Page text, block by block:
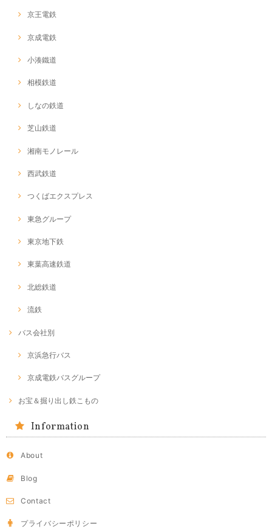
京王電鉄
京成電鉄
小湊鐵道
相模鉄道
しなの鉄道
芝山鉄道
湘南モノレール
西武鉄道
つくばエクスプレス
東急グループ
東京地下鉄
東葉高速鉄道
北総鉄道
流鉄
バス会社別
京浜急行バス
京成電鉄バスグループ
お宝＆掘り出し鉄こもの
Information
About
Blog
Contact
プライバシーポリシー